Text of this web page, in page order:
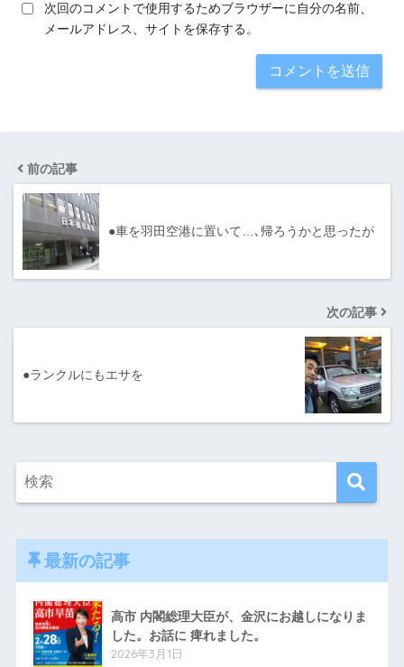
次回のコメントで使用するためブラウザーに自分の名前、
メールアドレス、サイトを保存する。
前の記事
●車を羽田空港に置いて…､帰ろうかと思ったが
次の記事
●ランクルにもエサを
最新の記事
高市 内閣総理大臣が、金沢にお越しになりま
した。お話に 痺れました。
2026年3月1日